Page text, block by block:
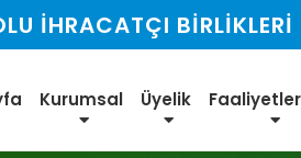
İHRACATÇI BİRLİKLERİ
Kurumsal Üyelik